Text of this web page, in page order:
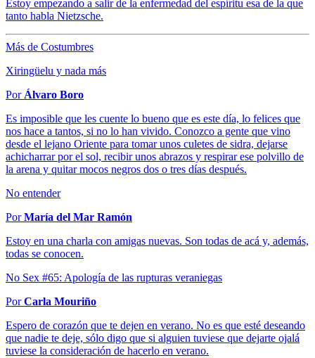
Estoy empezando a salir de la enfermedad del espíritu esa de la que
tanto habla Nietzsche.
Más de Costumbres
Xiringüelu y nada más
Por Álvaro Boro
Es imposible que les cuente lo bueno que es este día, lo felices que
nos hace a tantos, si no lo han vivido. Conozco a gente que vino
desde el lejano Oriente para tomar unos culetes de sidra, dejarse
achicharrar por el sol, recibir unos abrazos y respirar ese polvillo de
la arena y quitar mocos negros dos o tres días después.
No entender
PorMaría del Mar Ramón
Estoy en una charla con amigas nuevas. Son todas de acá y, además,
todas se conocen.
No Sex #65: Apología de las rupturas veraniegas
PorCarla Mouriño
Espero de corazón que te dejen en verano. No es que esté deseando
que nadie te deje, sólo digo que si alguien tuviese que dejarte ojalá
tuviese la consideración de hacerlo en verano.